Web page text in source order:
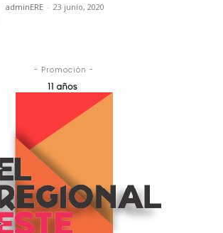
adminERE - 23 junio, 2020
- Promoción -